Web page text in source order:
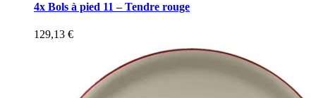
4x Bols à pied 11 – Tendre rouge
129,13 €